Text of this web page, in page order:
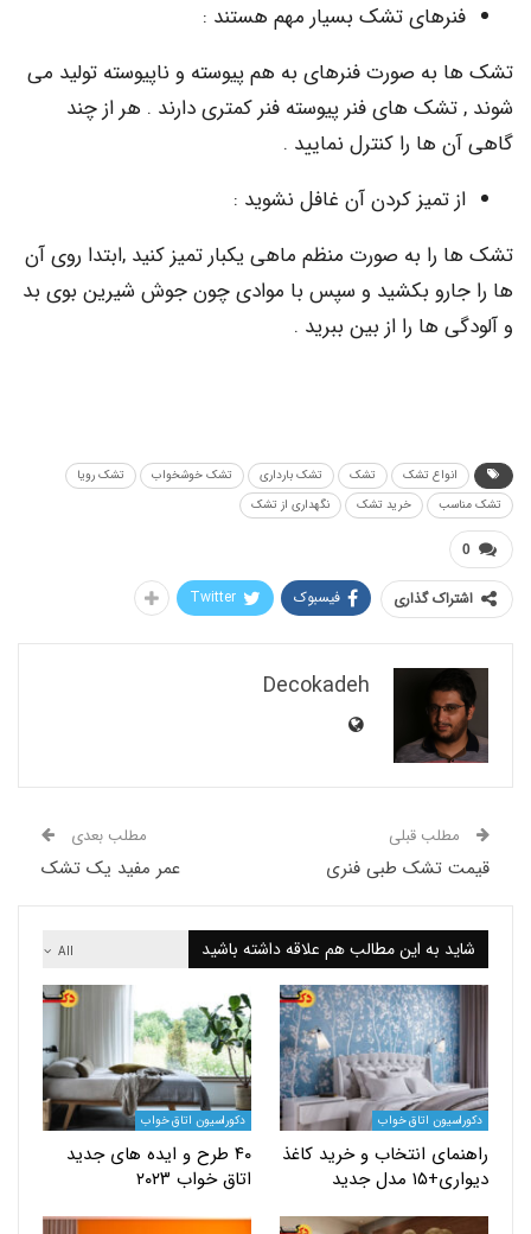
تشک بسیار مهم هستند :
صورت فنرهای به هم پیوسته و ناپیوسته تولید می
های فنر پیوسته فنر کمتری دارند . هر از چند
را کنترل نمایید .
تمیز کردن آن غافل نشوید :
به صورت منظم ماهی یکبار تمیز کنید ,ابتدا روی آن
بکشید و سپس با موادی چون جوش شیرین بوی بد
ها را از بین ببرید .
تشک تشک تشک بارداری تشک خوشخواب
تشک رویا
خرید تشک نگهداری از تشک
گذاری فیسبوک Twitter
Decokadeh
قبلی
تشک طبی فنری
مطلب بعدی
عمر مفید یک تشک
به این مطالب هم علاقه داشته باشید
اتاق خواب
انتخاب و خرید کاغذ
دکوراسیون اتاق خواب
۴۰ طرح و ایده های جدید
اتاق خواب ۲۰۲۳